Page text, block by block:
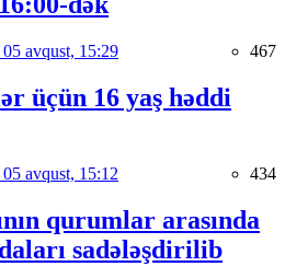
05 avqust, 15:29 467
üçün 16 yaş həddi
05 avqust, 15:12 434
qurumlar arasında
sadələşdirilib